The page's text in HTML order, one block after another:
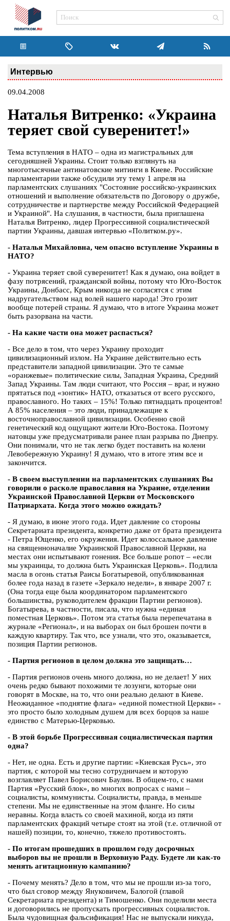
Интервью
09.04.2008
Наталья Витренко: «Украина
теряет свой суверенитет!»
Тема вступления в НАТО – одна из магистральных для
сегодняшней Украины. Стоит только взглянуть на
многотысячные антинатовские митинги в Киеве. Российские
парламентарии также обсудили эту тему 1 апреля на
парламентских слушаниях "Состояние российско-украинских
отношений и выполнение обязательств по Договору о дружбе,
сотрудничестве и партнерстве между Российской Федерацией
и Украиной". На слушания, в частности, была приглашена
Наталья Витренко, лидер Прогрессивной социалистической
партии Украины, давшая интервью «Политком.ру».
- Наталья Михайловна, чем опасно вступление Украины в
НАТО?
- Украина теряет свой суверенитет! Как я думаю, она войдет в
фазу потрясений, гражданской войны, потому что Юго-Восток
Украины, Донбасс, Крым никогда не согласятся с этим
надругательством над волей нашего народа! Это грозит
вообще потерей страны. Я думаю, что в итоге Украина может
быть разорвана на части.
- На какие части она может распасться?
- Все дело в том, что через Украину проходит
цивилизационный излом. На Украине действительно есть
представители западной цивилизации. Это те самые
«оранжевые» политические силы, Западная Украина, Средний
Запад Украины. Там люди считают, что Россия – враг, и нужно
прятаться под «зонтик» НАТО, отказаться от всего русского,
православного. Но таких – 15%! Только пятнадцать процентов!
А 85% населения – это люди, принадлежащие к
восточноправославной цивилизации. Особенно свой
генетический код ощущают жители Юго-Востока. Поэтому
натовцы уже предусматривали ранее план разрыва по Днепру.
Они понимали, что не так легко будет поставить на колени
Левобережную Украину! Я думаю, что в итоге этим все и
закончится.
- В своем выступлении на парламентских слушаниях Вы
говорили о расколе православия на Украине, отделении
Украинской Православной Церкви от Московского
Патриархата. Когда этого можно ожидать?
- Я думаю, в июне этого года. Идет давление со стороны
Секретариата президента, конкретно даже от брата президента
- Петра Ющенко, его окружения. Идет колоссальное давление
на священноначалие Украинской Православной Церкви, на
местах они испытывают гонения. Все больше ропот – «если
мы украинцы, то должна быть Украинская Церковь». Подлила
масла в огонь статья Раисы Богатыревой, опубликованная
более года назад в газете «Зеркало недели», в январе 2007 г.
(Она тогда еще была координатором парламентского
большинства, руководителем фракции Партии регионов).
Богатырева, в частности, писала, что нужна «единая
поместная Церковь». Потом эта статья была перепечатана в
журнале «Регионал», и на выборах он был брошен почти в
каждую квартиру. Так что, все узнали, что это, оказывается,
позиция Партии регионов.
- Партия регионов в целом должна это защищать…
- Партия регионов очень много должна, но не делает! У них
очень редко бывают похожими те лозунги, которые они
говорят в Москве, на то, что они реально делают в Киеве.
Неожиданное «поднятие флага» «единой поместной Церкви» -
это просто было холодным душем для всех борцов за наше
единство с Матерью-Церковью.
- В этой борьбе Прогрессивная социалистическая партия
одна?
- Нет, не одна. Есть и другие партии: «Киевская Русь», это
партия, с которой мы тесно сотрудничаем и которую
возглавляет Павел Борисович Баулин. В общем-то, с нами
Партия «Русский блок», во многих вопросах с нами –
социалисты, коммунисты. Социалисты, правда, в меньше
степени. Мы не единственные на этом фланге. Но силы
неравны. Когда власть со своей махиной, когда из пяти
парламентских фракций четыре стоят на этой (т.е. отличной от
нашей) позиции, то, конечно, тяжело противостоять.
- По итогам прошедших в прошлом году досрочных
выборов вы не прошли в Верховную Раду. Будете ли как-то
менять агитационную кампанию?
- Почему менять? Дело в том, что мы не прошли из-за того,
что был сговор между Януковичем, Балогой (главой
Секретариата президента) и Тимошенко. Они поделили места
и договорились не пропускать прогрессивных социалистов.
Была чудовищная фальсификация! Нас не выпускали никуда,